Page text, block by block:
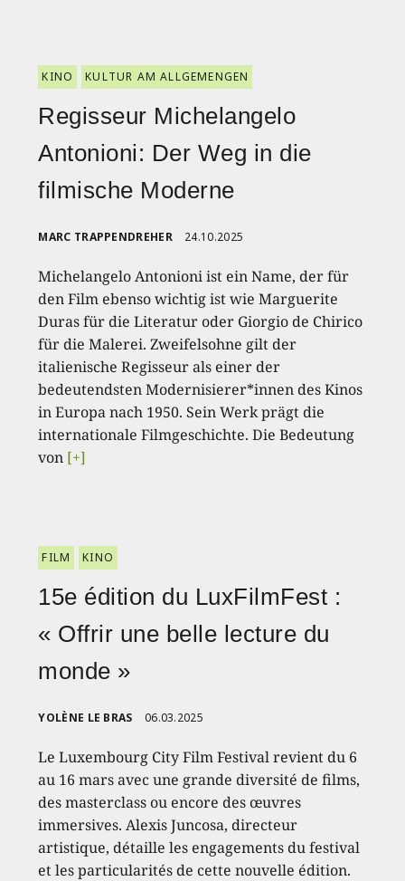
KINO KULTUR AM ALLGEMENGEN
Regisseur Michelangelo
Antonioni: Der Weg in die
filmische Moderne
MARC TRAPPENDREHER 24.10.2025
Michelangelo Antonioni ist ein Name, der für
den Film ebenso wichtig ist wie Marguerite
Duras für die Literatur oder Giorgio de Chirico
für die Malerei. Zweifelsohne gilt der
italienische Regisseur als einer der
bedeutendsten Modernisierer*innen des Kinos
in Europa nach 1950. Sein Werk prägt die
internationale Filmgeschichte. Die Bedeutung
von [+]
FILM KINO
15e édition du LuxFilmFest :
« Offrir une belle lecture du
monde »
YOLÈNE LE BRAS 06.03.2025
Le Luxembourg City Film Festival revient du 6
au 16 mars avec une grande diversité de films,
des masterclass ou encore des œuvres
immersives. Alexis Juncosa, directeur
artistique, détaille les engagements du festival
et les particularités de cette nouvelle édition.